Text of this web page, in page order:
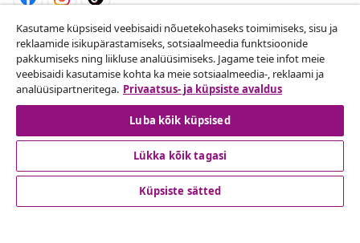
Lepingust taganemine
Esita oma tellimuse kohta tagastamissoov.
Lepingust taganemine
Klienditeenindus
Kasutame küpsiseid veebisaidi nõuetekohaseks toimimiseks, sisu ja
reklaamide isikupärastamiseks, sotsiaalmeedia funktsioonide
pakkumiseks ning liikluse analüüsimiseks. Jagame teie infot meie
veebisaidi kasutamise kohta ka meie sotsiaalmeedia-, reklaami ja
analüüsipartneritega. Privaatsus- ja küpsiste avaldus
Luba kõik küpsised
Lükka kõik tagasi
Küpsiste sätted